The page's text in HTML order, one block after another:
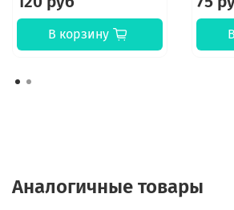
В корзину
Аналогичные товары